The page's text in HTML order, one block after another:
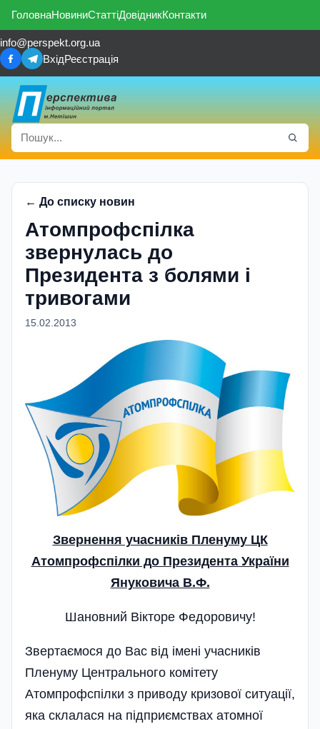
ГоловнаНовиниСтаттіДовідникКонтакти
info@perspekt.org.ua
ВхідРеєстрація
← До списку новин
Атомпрофспілка
звернулась до
Президента з болями і
тривогами
15.02.2013
Звернення учасників Пленуму ЦК
Атомпрофспілки до Президента України
Януковича В.Ф.
Шановний Вікторе Федоровичу!
Звертаємося до Вас від імені учасників
Пленуму Центрального комітету
Атомпрофспілки з приводу кризової ситуації,
яка склалася на підприємствах атомної